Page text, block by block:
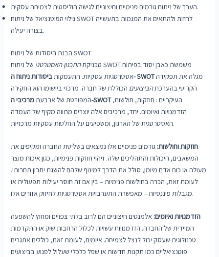
הערך של ניתוח גורמים פנימיים וחיצוניים לגישה הוליסטית לצמיחה עסקית.
גילוי הפוטנציאל של ניתוח SWOT לחזות ולהתאים את המגמות בתעשייה
בצורה יעילה.
הבנת היסודות של ניתוח SWOT
טכניקתהתכנון האסטרטגי של ניתוח SWOT משמשת כאבן יסוד בפיתוח
אסטרטגיות עסקיות. התעמקותביסודות ניתוח ה- SWOTמגלה את תפקידה
הקריטי בהערכתהביצועים הכוללת של חברה. מרכזי ביישומו הוא החקירה
המפורטת של ארבעתמרכיבי ה-SWOTהעיקריים : חוזקות, חולשות,
הזדמנויות ואיומים. יחד, מרכיבים אלה יוצרים מתווה מקיף של העמדה
האסטרטגית של הארגון, ומשפיעים על החלטות עסקיות מרכזיות.
חוזקות וחולשות: גורמים פנימיים אלו נמצאים בשליטת החברה ומקיפים את
המשאבים, היכולות והתהליכים שלה. זיהוי חוזקות פנימיות, כגון איכות מוצר
מעולה או כוח אדם מיומן, סולל את הדרך למינוף שלהם להשגת יתרון תחרותי.
לעומת זאת, הכרה בחולשות פנימיות – בין אם זה חוסר יעילות תפעולית או
מגבלות פיננסיות – מאפשרת התערבויות אסטרטגיות לחיזוק אזורים אלו.
הזדמנויות ואיומים: אלמנטים חיצוניים הם לרוב בלתי צפויים ומחוץ להשפעה
המיידית של החברה. הזדמנויות עשויות לכלול הרחבות שוק או התקדמות
טכנולוגית שעסק יכול לנצל לצמיחה. איומים, לעומת זאת, כוללים אתגרים
פוטנציאליים כמו תקנות חדשות או שפל כלכלי שעלול לפגוע בביצועים